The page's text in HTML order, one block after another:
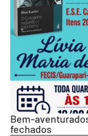
Bem-
fechados